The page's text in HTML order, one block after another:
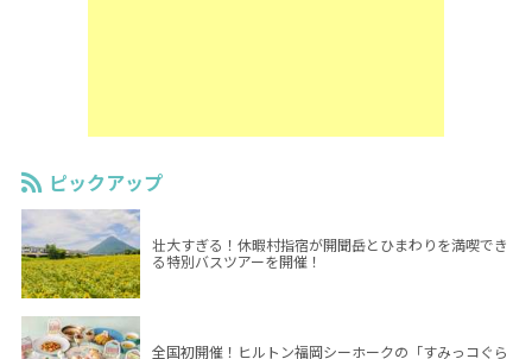
ピックアップ
壮大すぎる！休暇村指宿が開聞岳とひまわりを満喫でき
る特別バスツアーを開催！
全国初開催！ヒルトン福岡シーホークの「すみっコぐら